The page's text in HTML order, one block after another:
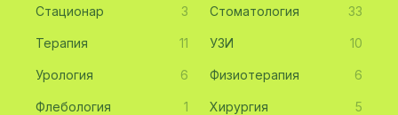
Стационар 3 Стоматология 33
Терапия 11 УЗИ 10
Урология 6 Физиотерапия 6
Флебология 1 Хирургия 5